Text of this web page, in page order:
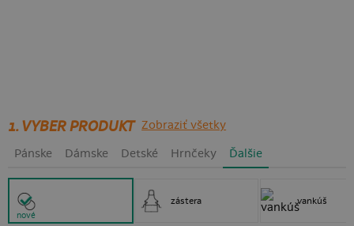
1. VYBER PRODUKT Zobraziť všetky
Pánske Dámske Detské Hrnčeky Ďalšie
nové
zástera vankúš